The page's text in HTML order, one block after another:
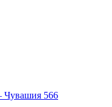
Чувашия 566